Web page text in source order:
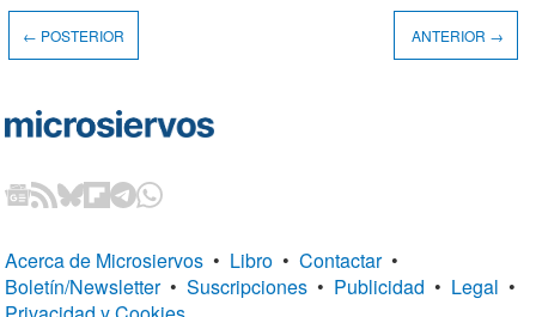
← POSTERIOR ANTERIOR →
Acerca de Microsiervos • Libro • Contactar •
Boletín/Newsletter • Suscripciones • Publicidad • Legal •